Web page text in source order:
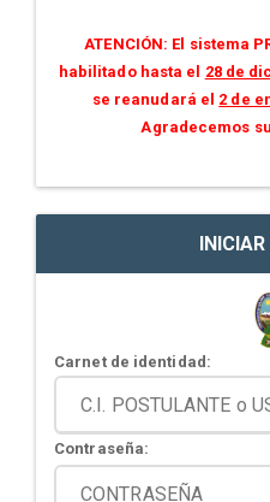
ATENCIÓN: El sistema
habilitado hasta el 28 de
se reanudará el 2 de
Agradecemos
Carnet de identidad:
Contraseña: